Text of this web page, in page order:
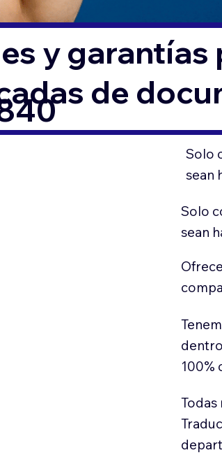
y garantías
de
Solo
sean
Solo
sean
100%
Todas